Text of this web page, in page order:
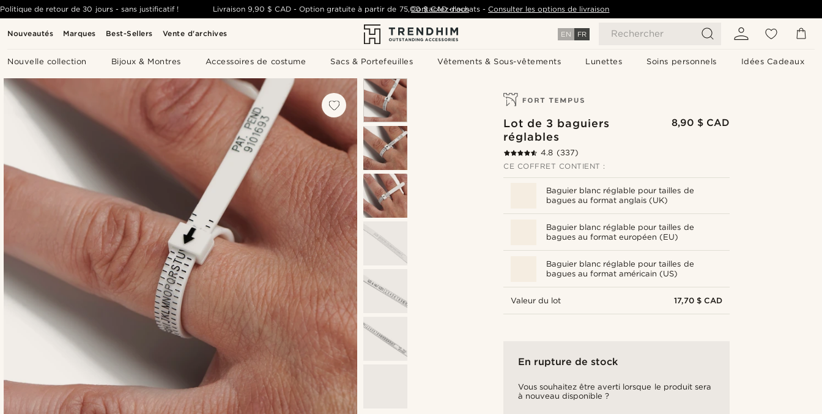
Nouveautés Marques Best-Sellers Vente d'archives EN FR Rechercher
Nouvelle collection Bijoux & Montres Accessoires de costume Sacs & Portefeuilles Vêtements & Sous-vêtements Lunettes Soins personnels Idées Cadeaux
Politique de retour de 30 jours - sans justificatif ! Livraison 9,90 $ CAD-Option gratuite à partir de 75,00 $ CAD d'achats - Consulter les options de livraison
Contactez-nous
Lot de 3 baguiers
réglables
8,90 $ CAD
4.8 (337)
CE COFFRET CONTIENT :
Baguier blanc réglable pour tailles de
bagues au format anglais (UK)
Baguier blanc réglable pour tailles de
bagues au format européen (EU)
Baguier blanc réglable pour tailles de
bagues au format américain (US)
Valeur du lot 17,70 $ CAD
En rupture de stock
Vous souhaitez être averti lorsque le produit sera
à nouveau disponible ?